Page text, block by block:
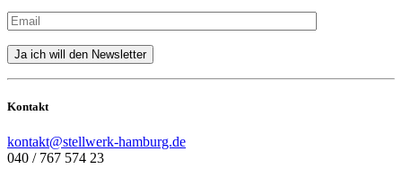
Kontakt
kontakt@stellwerk-hamburg.de
040 / 767 574 23